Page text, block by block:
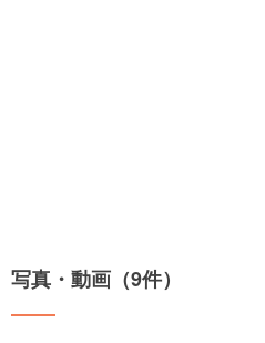
写真・動画（9件）